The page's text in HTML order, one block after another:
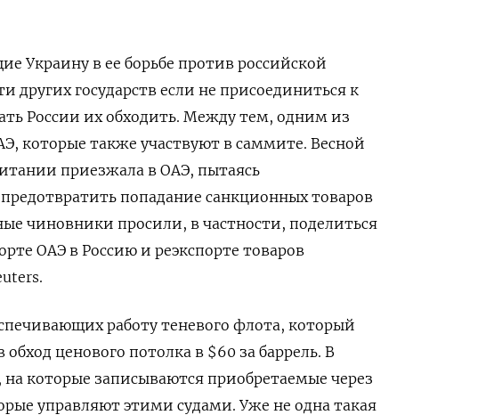
Украину в ее борьбе против российской
других государств если не присоединиться к
России их обходить. Между тем, одним из
которые также участвуют в саммите. Весной
приезжала в ОАЭ, пытаясь
попадание санкционных товаров
чиновники просили, в частности, поделиться
ОАЭ в Россию и реэкспорте товаров
работу теневого флота, который
ценового потолка в $60 за баррель. В
которые записываются приобретаемые через
управляют этими судами. Уже не одна такая